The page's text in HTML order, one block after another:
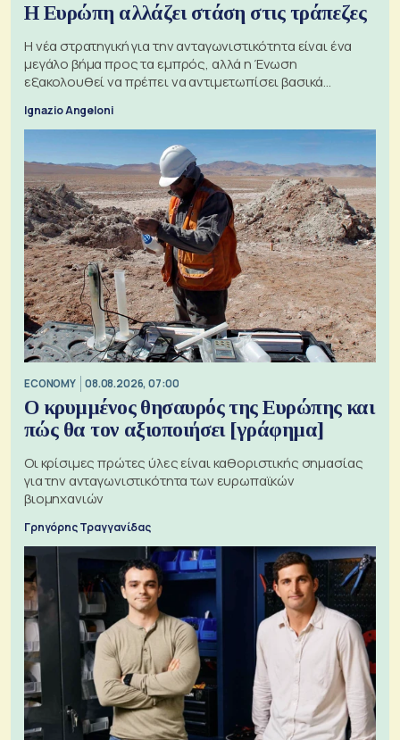
Η Ευρώπη αλλάζει στάση στις τράπεζες
Η νέα στρατηγική για την ανταγωνιστικότητα είναι ένα
μεγάλο βήμα προς τα εμπρός, αλλά η Ένωση
εξακολουθεί να πρέπει να αντιμετωπίσει βασικά
Ignazio Angeloni
ECONOMY 08.08.2026, 07:00
Ο κρυμμένος θησαυρός της Ευρώπης και
πώς θα τον αξιοποιήσει [γράφημα]
Οι κρίσιμες πρώτες ύλες είναι καθοριστικής σημασίας
για την ανταγωνιστικότητα των ευρωπαϊκών
βιομηχανιών
Γρηγόρης Τραγγανίδας